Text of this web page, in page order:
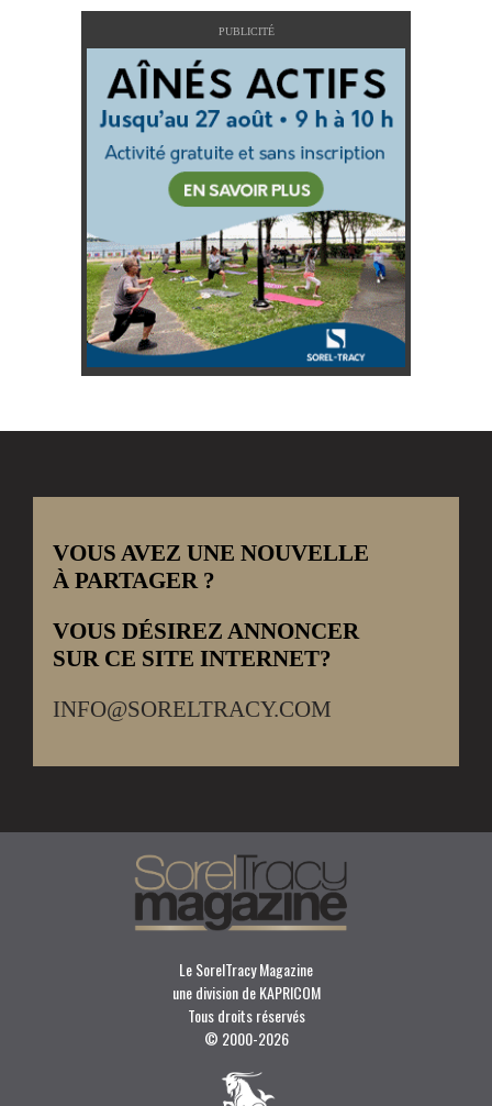
PUBLICITÉ
VOUS AVEZ UNE NOUVELLE
À PARTAGER ?
VOUS DÉSIREZ ANNONCER
SUR CE SITE INTERNET?
INFO@SORELTRACY.COM
Le SorelTracy Magazine
une division de KAPRICOM
Tous droits réservés
© 2000-2026